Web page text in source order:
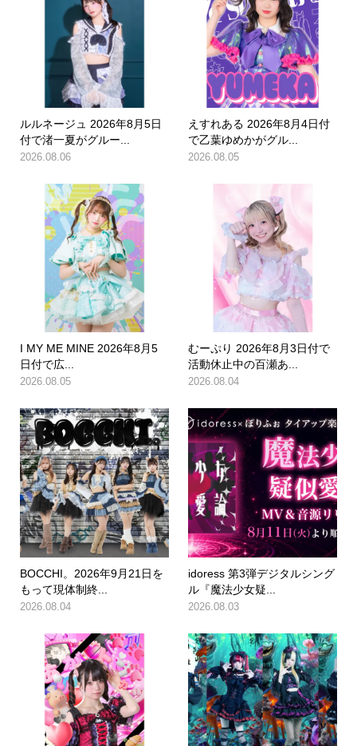
ルルネージュ 2026年8月5日
付で渚一夏がグルー...
2026.08.06
えすれある 2026年8月4日付
で乙葉ゆめかがグル...
2026.08.05
I MY ME MINE 2026年8月5
日付で広...
2026.08.05
むーぷり 2026年8月3日付で
活動休止中の百瀬あ...
2026.08.04
BOCCHI。2026年9月21日を
もって現体制終...
2026.08.04
idoress 第3弾デジタルシング
ル『魔法少女疑...
2026.08.03